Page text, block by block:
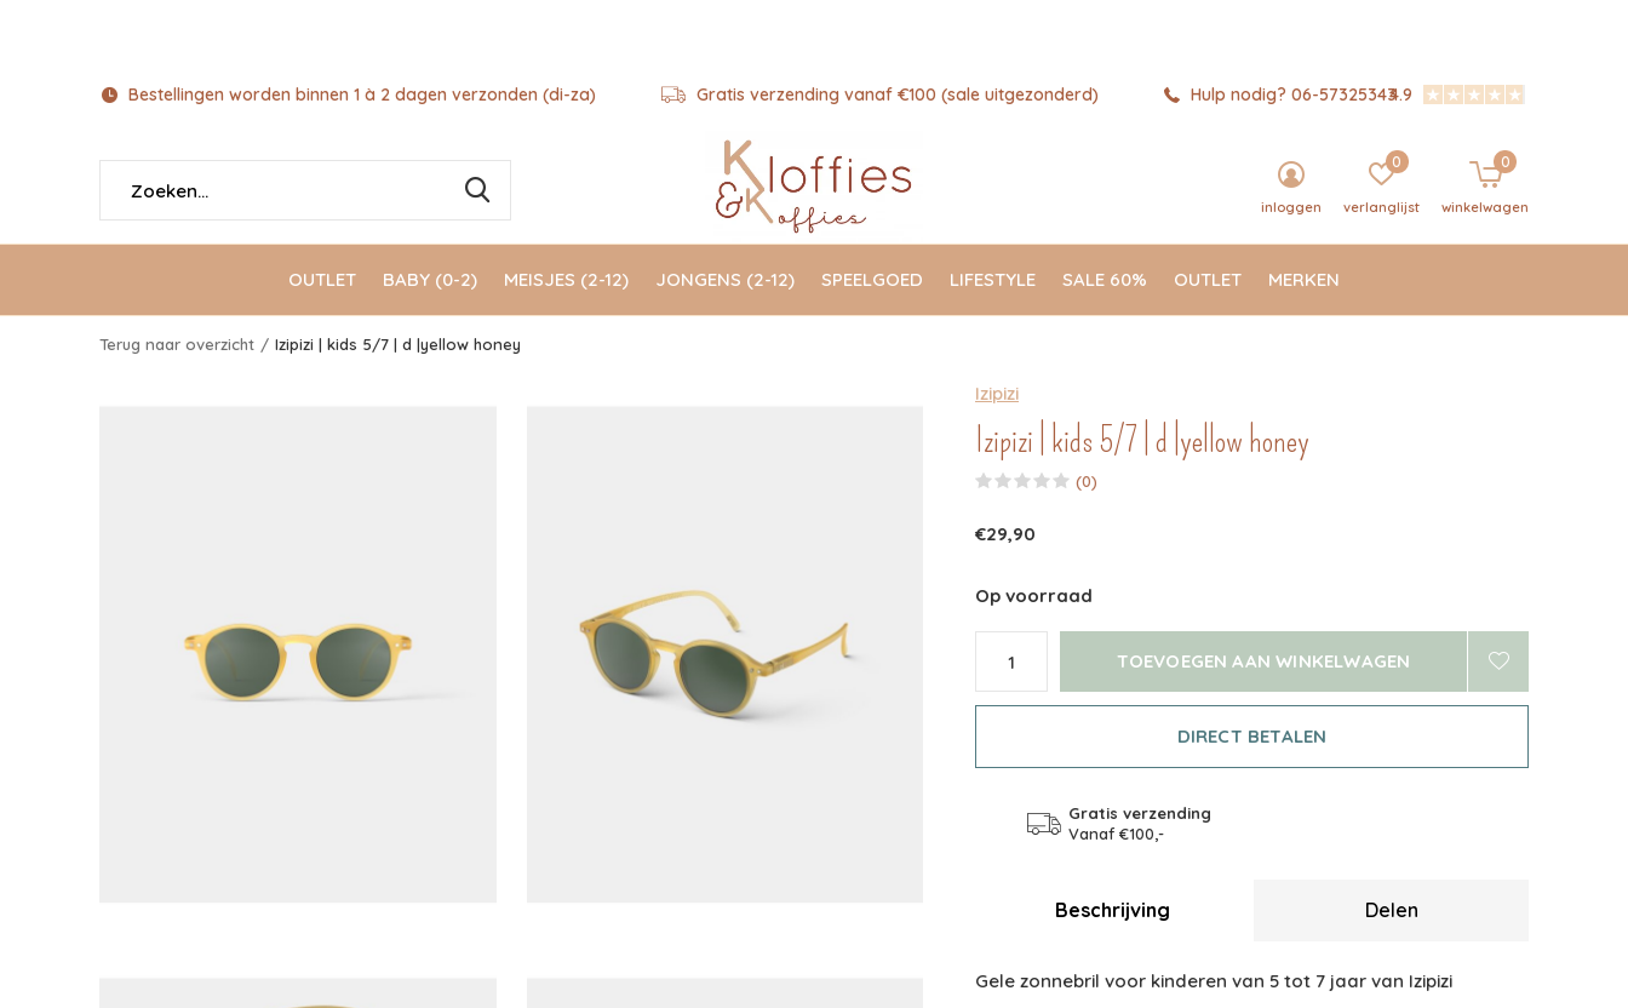
OUTLET BABY (0-2) MEISJES (2-12) JONGENS (2-12) SPEELGOED LIFESTYLE SALE 60% OUTLET MERKEN
inloggen verlanglijst
0
winkelwagen
0
Bestellingen worden binnen 1 à 2 dagen verzonden (di-za) Gratis verzending vanaf €100 (sale uitgezonderd) Hulp nodig? 06-573253434.9
Terug naar overzicht Izipizi | kids 5/7 | d |yellow honey
Izipizi
Izipizi | kids 5/7 | d |yellow honey
(0)
€29,90
Op voorraad
TOEVOEGEN AAN WINKELWAGEN
DIRECT BETALEN
Gratis verzending
Vanaf €100,-
Beschrijving Delen
Gele zonnebril voor kinderen van 5 tot 7 jaar van Izipizi